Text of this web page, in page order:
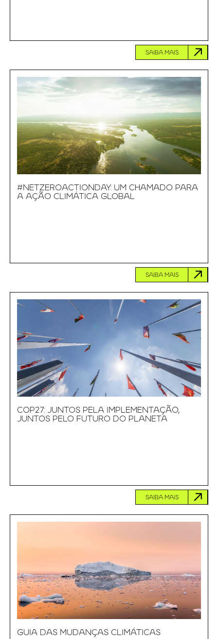
SAIBA MAIS
#NETZEROACTIONDAY: UM CHAMADO PARA
A AÇÃO CLIMÁTICA GLOBAL
SAIBA MAIS
COP27: JUNTOS PELA IMPLEMENTAÇÃO,
JUNTOS PELO FUTURO DO PLANETA
SAIBA MAIS
GUIA DAS MUDANÇAS CLIMÁTICAS